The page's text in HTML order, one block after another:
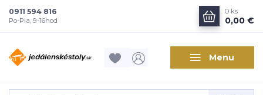
Menu
0911 594 816
Po-Pia, 9-16hod
0 ks
0,00 €